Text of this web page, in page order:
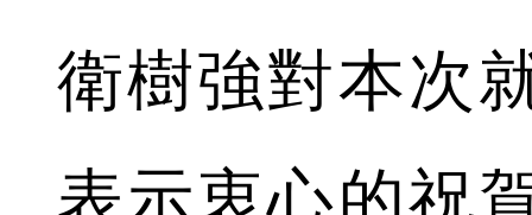
衛樹強對本次
表示衷心的祝